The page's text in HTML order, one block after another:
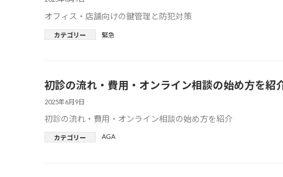
オフィス・店舗向けの鍵管理と防犯対策
カテゴリー 緊急
初診の流れ・費用・オンライン相談の始め方を紹
2025年6月9日
初診の流れ・費用・オンライン相談の始め方を紹介
カテゴリー AGA